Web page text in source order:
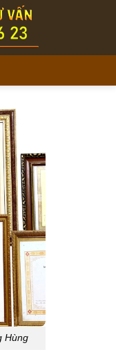
Hùng